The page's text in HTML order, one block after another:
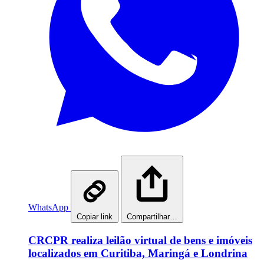
WhatsApp
Copiar link Compartilhar…
CRCPR realiza leilão virtual de bens e imóveis
localizados em Curitiba, Maringá e Londrina